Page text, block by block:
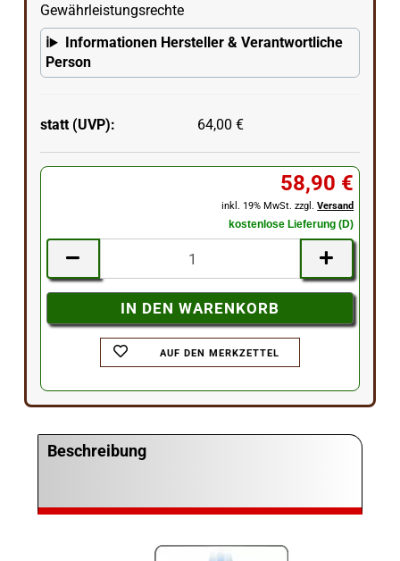
Gewährleistungsrechte
Informationen Hersteller & Verantwortliche
Person
statt (UVP): 64,00 €
58,90 €
inkl. 19% MwSt. zzgl.Versand
kostenlose Lieferung (D)
AUF DEN MERKZETTEL
Beschreibung